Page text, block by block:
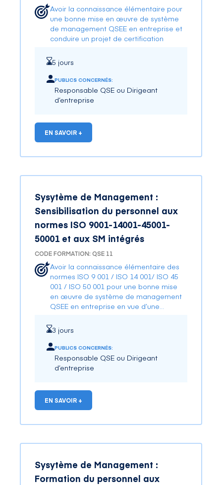
Avoir la connaissance élémentaire pour
une bonne mise en œuvre de système
de management QSEE en entreprise et
conduire un projet de certification
5 jours
PUBLICS CONCERNÉS:
Responsable QSE ou Dirigeant
d’entreprise
EN SAVOIR +
Sysytème de Management :
Sensibilisation du personnel aux
normes ISO 9001-14001-45001-
50001 et aux SM intégrés
CODE FORMATION: QSE 11
Avoir la connaissance élémentaire des
normes ISO 9 001 / ISO 14 001/ ISO 45
001 / ISO 50 001 pour une bonne mise
en œuvre de système de management
QSEE en entreprise en vue d’une
3 jours
PUBLICS CONCERNÉS:
Responsable QSE ou Dirigeant
d’entreprise
EN SAVOIR +
Sysytème de Management :
Formation du personnel aux